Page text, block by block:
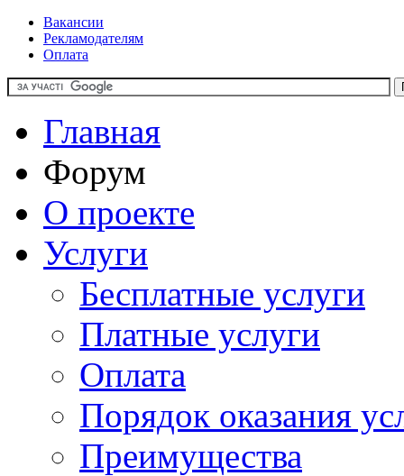
Вакансии
Рекламодателям
Оплата
Главная
Форум
О проекте
Услуги
Бесплатные услуги
Платные услуги
Оплата
Порядок оказания
Преимущества